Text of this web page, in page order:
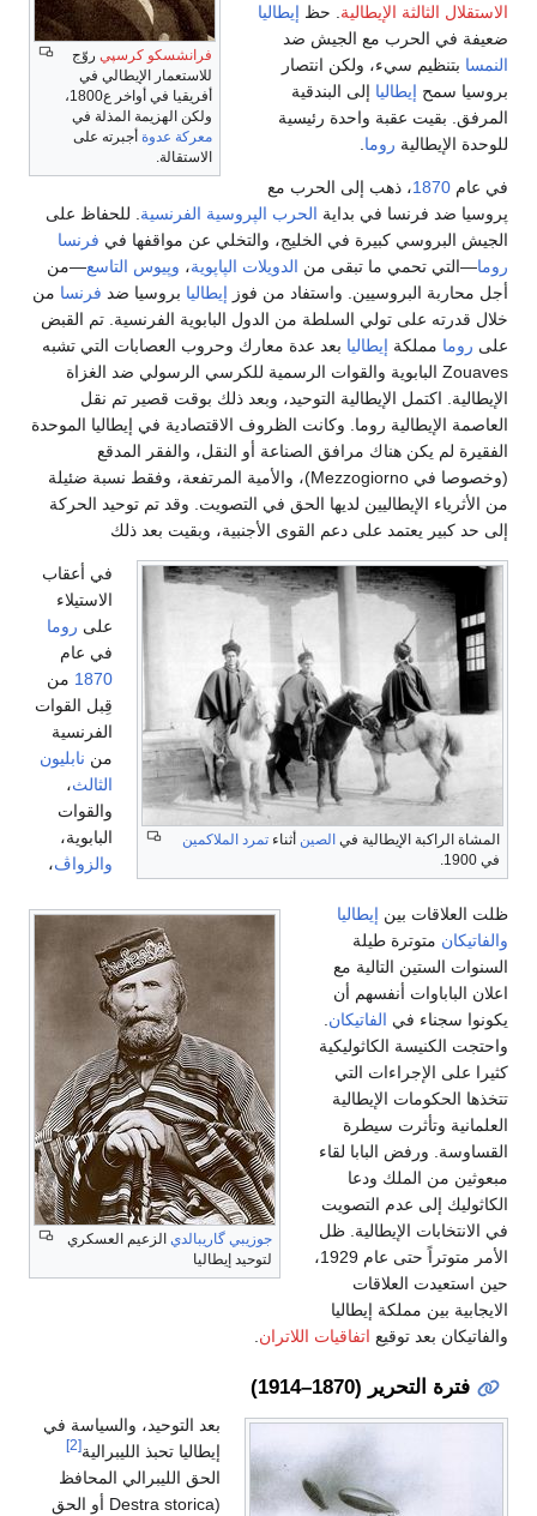
فرانشسكو كرسپي روّج
للاستعمار الإيطالي في
أفريقيا في أواخر ع1800،
ولكن الهزيمة المذلة في
معركة عدوة أجبرته على
الاستقالة.
الاستقلال الثالثة الإيطالية . حظ إيطاليا
ضعيفة في الحرب مع الجيش ضد
النمسا بتنظيم سيء، ولكن انتصار
بروسيا سمح إيطاليا إلى البندقية
المرفق. بقيت عقبة واحدة رئيسية
للوحدة الإيطالية روما
في عام 1870، ذهب إلى الحرب مع
پروسيا ضد فرنسا في بداية الحرب الپروسية الفرنسية . للحفاظ على
الجيش البروسي كبيرة في الخليج، والتخلي عن مواقفها في فرنسا
روما—التي تحمي ما تبقى من الدويلات الپاپوية، وپيوس التاسع—من
أجل محاربة البروسيين. واستفاد من فوز إيطاليا بروسيا ضد فرنسا من
خلال قدرته على تولي السلطة من الدول البابوية الفرنسية. تم القبض
على روما مملكة إيطاليا بعد عدة معارك وحروب العصابات التي تشبه
Zouaves البابوية والقوات الرسمية للكرسي الرسولي ضد الغزاة
الإيطالية. اكتمل الإيطالية التوحيد، وبعد ذلك بوقت قصير تم نقل
العاصمة الإيطالية روما. وكانت الظروف الاقتصادية في إيطاليا الموحدة
الفقيرة لم يكن هناك مرافق الصناعة أو النقل، والفقر المدقع
(وخصوصا في Mezzogiorno)، والأمية المرتفعة، وفقط نسبة ضئيلة
من الأثرياء الإيطاليين لديها الحق في التصويت. وقد تم توحيد الحركة
إلى حد كبير يعتمد على دعم القوى الأجنبية، وبقيت بعد ذلك
المشاة الراكبة الإيطالية في الصين أثناء تمرد الملاكمين
في 1900.
جوزيبي گاريبالدي الزعيم العسكري
لتوحيد إيطاليا
في أعقاب
الاستيلاء
على روما
في عام
1870 من
قِبل القوات
الفرنسية
من نابليون
الثالث،
والقوات
البابوية،
والزواڤ،
ظلت العلاقات بين إيطاليا
والفاتيكان متوترة طيلة
السنوات الستين التالية مع
اعلان الباباوات أنفسهم أن
يكونوا سجناء في الفاتيكان
واحتجت الكنيسة الكاثوليكية
كثيرا على الإجراءات التي
تتخذها الحكومات الإيطالية
العلمانية وتأثرت سيطرة
القساوسة. ورفض البابا لقاء
مبعوثين من الملك ودعا
الكاثوليك إلى عدم التصويت
في الانتخابات الإيطالية. ظل
الأمر متوتراً حتى عام 1929،
حين استعيدت العلاقات
الايجابية بين مملكة إيطاليا
والفاتيكان بعد توقيع اتفاقيات اللاتران
فترة التحرير (1870–1914)
بعد التوحيد، والسياسة في
إيطاليا تحبذ الليبرالية[2]
الحق الليبرالي المحافظ
(Destra storica أو الحق